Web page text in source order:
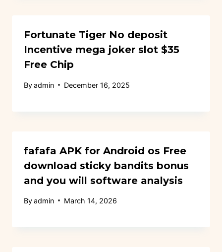
Fortunate Tiger No deposit
Incentive mega joker slot $35
Free Chip
Byadmin December 16, 2025
fafafa APK for Android os Free
download sticky bandits bonus
and you will software analysis
Byadmin March 14, 2026